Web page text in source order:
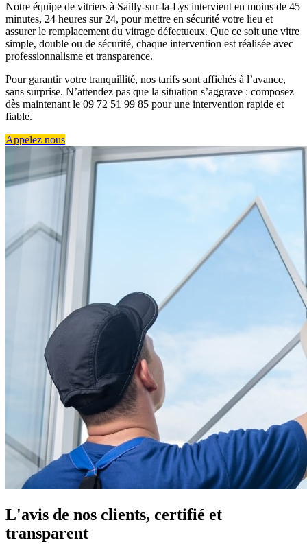
Notre équipe de vitriers à Sailly-sur-la-Lys intervient en moins de 45
minutes, 24 heures sur 24, pour mettre en sécurité votre lieu et
assurer le remplacement du vitrage défectueux. Que ce soit une vitre
simple, double ou de sécurité, chaque intervention est réalisée avec
professionnalisme et transparence.
Pour garantir votre tranquillité, nos tarifs sont affichés à l’avance,
sans surprise. N’attendez pas que la situation s’aggrave : composez
dès maintenant le 09 72 51 99 85 pour une intervention rapide et
fiable.
Appelez nous
L'avis de nos clients, certifié et
transparent